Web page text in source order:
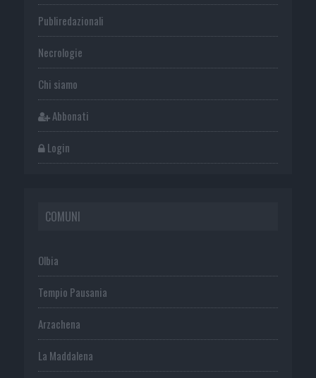
Publiredazionali
Necrologie
Chi siamo
Abbonati
Login
COMUNI
Olbia
Tempio Pausania
Arzachena
La Maddalena